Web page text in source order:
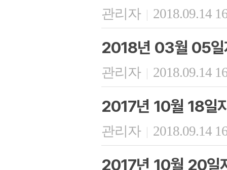
관리자 | 2018.09.14
2018년 03월 05일
관리자 | 2018.09.14
2017년 10월 18일
관리자 | 2018.09.14
2017년 10월 20일